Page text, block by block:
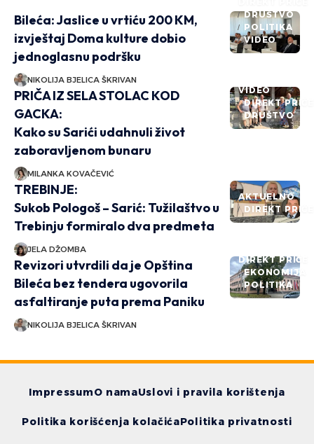
DRUŠTVO
POLITIKA
VIDEO
Bileća: Jaslice u vrtiću 200 KM,
izvještaj Doma kulture dobio
jednoglasnu podršku
NIKOLIJA BJELICA ŠKRIVAN
VIDEO
DIREKT PRIČE
DRUŠTVO
PRIČA IZ SELA STOLAC KOD
GACKA:
Kako su Sarići udahnuli život
zaboravljenom bunaru
MILANKA KOVAČEVIĆ
AKTUELNO
DIREKT PRIČE
TREBINJE:
Sukob Pologoš – Sarić: Tužilaštvo u
Trebinju formiralo dva predmeta
JELA DŽOMBA
DIREKT PRIČE
EKONOMIJA
POLITIKA
Revizori utvrdili da je Opština
Bileća bez tendera ugovorila
asfaltiranje puta prema Paniku
NIKOLIJA BJELICA ŠKRIVAN
ImpressumO namaUslovi i pravila korištenja
Politika korišćenja kolačićaPolitika privatnosti